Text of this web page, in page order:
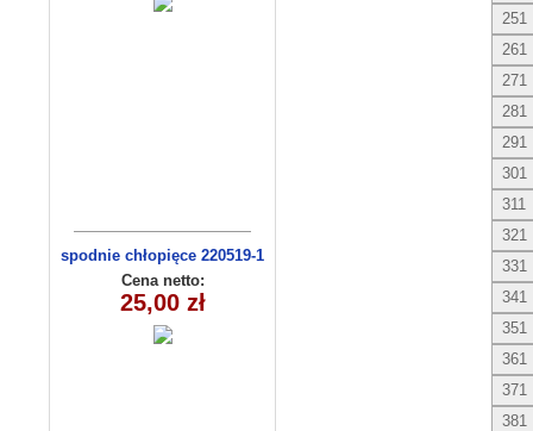
spodnie chłopięce 220519-1
(1-6) 5szt
Cena netto:
25,00 zł
251
261
271
281
291
301
311
321
331
341
351
361
371
381